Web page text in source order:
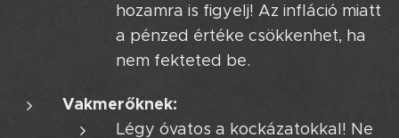
hozamra is figyelj! Az infláció miatt
a pénzed értéke csökkenhet, ha
nem fekteted be.
Vakmerőknek:
Légy óvatos a kockázatokkal! Ne